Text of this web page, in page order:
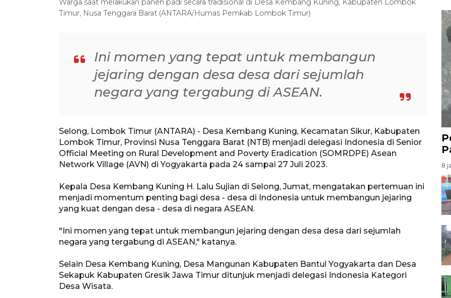
Warga saat melakukan panen padi secara tradisional di Desa Kembang Kuning, Kabupaten Lombok
Timur, Nusa Tenggara Barat (ANTARA/Humas Pemkab Lombok Timur)
Ini momen yang tepat untuk membangun
jejaring dengan desa desa dari sejumlah
negara yang tergabung di ASEAN.
Selong, Lombok Timur (ANTARA) - Desa Kembang Kuning, Kecamatan Sikur, Kabupaten
Lombok Timur, Provinsi Nusa Tenggara Barat (NTB) menjadi delegasi Indonesia di Senior
Official Meeting on Rural Development and Poverty Eradication (SOMRDPE) Asean
Network Village (AVN) di Yogyakarta pada 24 sampai 27 Juli 2023.
Kepala Desa Kembang Kuning H. Lalu Sujian di Selong, Jumat, mengatakan pertemuan ini
menjadi momentum penting bagi desa - desa di Indonesia untuk membangun jejaring
yang kuat dengan desa - desa di negara ASEAN.
"Ini momen yang tepat untuk membangun jejaring dengan desa desa dari sejumlah
negara yang tergabung di ASEAN," katanya.
Selain Desa Kembang Kuning, Desa Mangunan Kabupaten Bantul Yogyakarta dan Desa
Sekapuk Kabupaten Gresik Jawa Timur ditunjuk menjadi delegasi Indonesia Kategori
Desa Wisata.
8